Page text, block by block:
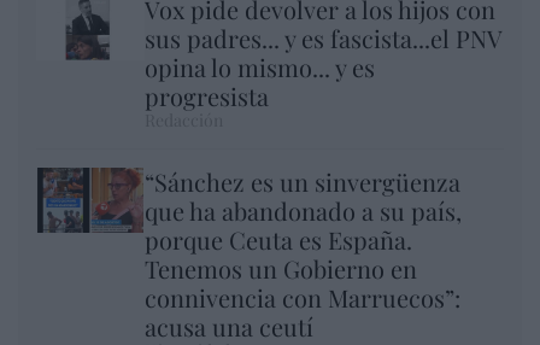
Vox pide devolver a los hijos con
sus padres... y es fascista...el PNV
opina lo mismo... y es
progresista
“Sánchez es un sinvergüenza
que ha abandonado a su país,
porque Ceuta es España.
Tenemos un Gobierno en
connivencia con Marruecos”:
acusa una ceutí